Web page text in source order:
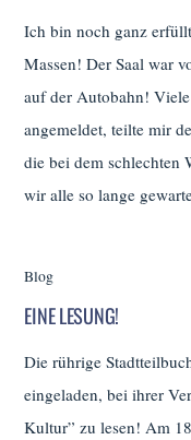
Ich bin noch ganz
Massen! Der Saal war
auf der Autobahn!
angemeldet, teilte mir
die bei dem schlechten
wir alle so lange
Blog
EINE LESUNG!
Die rührige
eingeladen, bei ihrer
Kultur” zu lesen! Am